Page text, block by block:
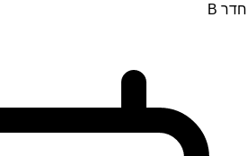
חדר B